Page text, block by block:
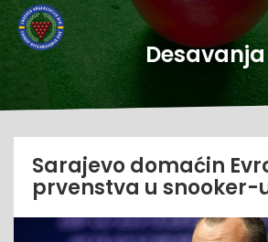
Desavanja
Sarajevo domaćin
prvenstva u snooker-